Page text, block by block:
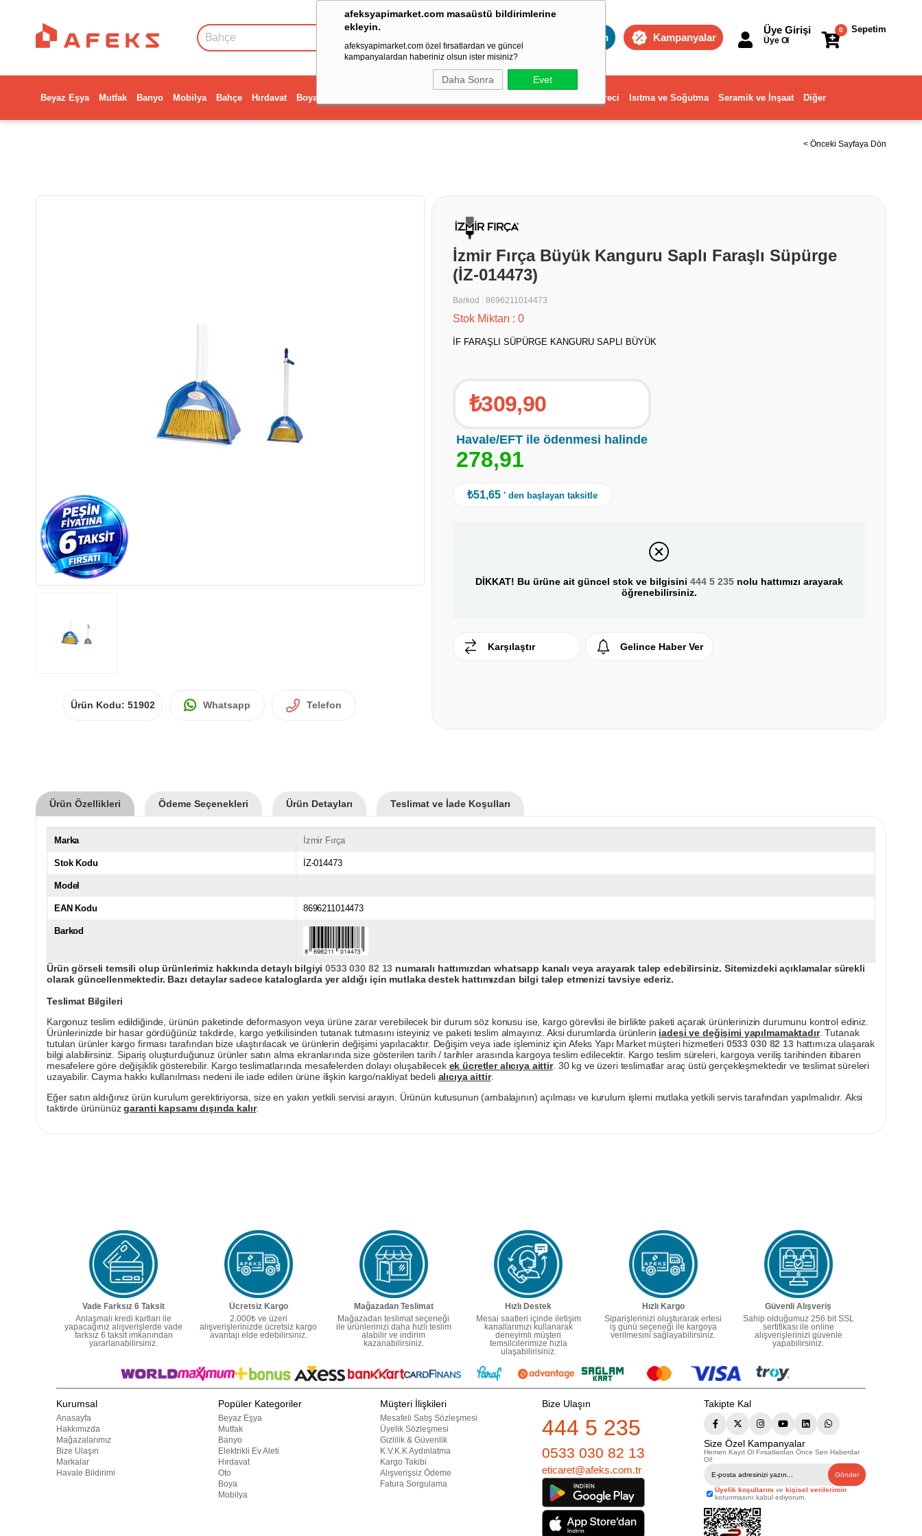
afeksyapimarket.com masaüstü bildirimlerine
ekleyin.
afeksyapimarket.com özel fırsatlardan ve güncel
kampanyalardan haberiniz olsun ister misiniz?
Daha Sonra Evet
Toptan Kampanyalar
Sepetim
0
Üye Girişi
Üye Ol
Beyaz Eşya Mutfak Banyo Mobilya Bahçe Hırdavat Boya Dekorasyon ve Ev Gereci Isıtma ve Soğutma Seramik ve İnşaat Diğer
< Önceki Sayfaya Dön
Ürün Kodu: 51902 Whatsapp Telefon
İzmir Fırça Büyük Kanguru Saplı Faraşlı Süpürge
(İZ-014473)
Barkod : 8696211014473
Stok Miktarı : 0
İF FARAŞLI SÜPÜRGE KANGURU SAPLI BÜYÜK
₺309,90
Havale/EFT ile ödenmesi halinde
278,91
₺51,65 ' den başlayan taksitle
DİKKAT! Bu ürüne ait güncel stok ve bilgisini 444 5 235nolu hattımızı arayarak
öğrenebilirsiniz.
Karşılaştır Gelince Haber Ver
Ürün Özellikleri Ödeme Seçenekleri Ürün Detayları Teslimat ve İade Koşulları
Marka İzmir Fırça
Stok Kodu İZ-014473
Model
EAN Kodu 8696211014473
Barkod
Ürün görseli temsili olup ürünlerimiz hakkında detaylı bilgiyi0533 030 82 13 numaralı hattımızdan whatsapp kanalı veya arayarak talep edebilirsiniz. Sitemizdeki açıklamalar sürekli
olarak güncellenmektedir. Bazı detaylar sadece kataloglarda yer aldığı için mutlaka destek hattımızdan bilgi talep etmenizi tavsiye ederiz.
Teslimat Bilgileri
Kargonuz teslim edildiğinde, ürünün paketinde deformasyon veya ürüne zarar verebilecek bir durum söz konusu ise, kargo görevlisi ile birlikte paketi açarak ürünlerinizin durumunu kontrol ediniz.
Ürünlerinizde bir hasar gördüğünüz takdirde, kargo yetkilisinden tutanak tutmasını isteyiniz ve paketi teslim almayınız. Aksi durumlarda ürünlerin iadesi ve değişimi yapılmamaktadır. Tutanak
tutulan ürünler kargo firması tarafından bize ulaştırılacak ve ürünlerin değişimi yapılacaktır. Değişim veya iade işleminiz için Afeks Yapı Market müşteri hizmetleri 0533 030 82 13hattımıza ulaşarak
bilgi alabilirsiniz. Sipariş oluşturduğunuz ürünler satın alma ekranlarında size gösterilen tarih / tarihler arasında kargoya teslim edilecektir. Kargo teslim süreleri, kargoya veriliş tarihinden itibaren
mesafelere göre değişiklik gösterebilir. Kargo teslimatlarında mesafelerden dolayı oluşabilecek ek ücretler alıcıya aittir. 30 kg ve üzeri teslimatlar araç üstü gerçekleşmektedir ve teslimat süreleri
uzayabilir. Cayma hakkı kullanılması nedeni ile iade edilen ürüne ilişkin kargo/nakliyat bedeli alıcıya aittir.
Eğer satın aldığınız ürün kurulum gerektiriyorsa, size en yakın yetkili servisi arayın. Ürünün kutusunun (ambalajının) açılması ve kurulum işlemi mutlaka yetkili servis tarafından yapılmalıdır. Aksi
taktirde ürününüzgaranti kapsamı dışında kalır.
Vade Farksız 6 Taksit
Anlaşmalı kredi kartları ile
yapacağınız alışverişlerde vade
farksız 6 taksit imkanından
yararlanabilirsiniz.
Ücretsiz Kargo
2.000₺ ve üzeri
alışverişlerinizde ücretsiz kargo
avantajı elde edebilirsiniz.
Mağazadan Teslimat
Mağazadan teslimat seçeneği
ile ürünlerinizi daha hızlı teslim
alabilir ve indirim
kazanabilirsiniz.
Hızlı Destek
Mesai saatleri içinde iletişim
kanallarımızı kullanarak
deneyimli müşteri
temsilcilerimize hızla
ulaşabilirisiniz.
Hızlı Kargo
Siparişlerinizi oluşturarak ertesi
iş günü seçeneği ile kargoya
verilmesini sağlayabilirsiniz.
Güvenli Alışveriş
Sahip olduğumuz 256 bit SSL
sertifikası ile online
alışverişlerinizi güvenle
yapabilirsiniz.
Kurumsal
Anasayfa
Hakkımızda
Mağazalarımız
Bize Ulaşın
Markalar
Havale Bildirimi
Popüler Kategoriler
Beyaz Eşya
Mutfak
Banyo
Elektrikli Ev Aleti
Hırdavat
Oto
Boya
Mobilya
Müşteri İlişkileri
Mesafeli Satış Sözleşmesi
Üyelik Sözleşmesi
Gizlilik & Güvenlik
K.V.K.K Aydınlatma
Kargo Takibi
Alışverişsiz Ödeme
Fatura Sorgulama
Bize Ulaşın
444 5 235
0533 030 82 13
eticaret@afeks.com.tr
Takipte Kal
Size Özel Kampanyalar
Hemen Kayıt Ol Fırsatlardan Önce Sen Haberdar
Ol!
Gönder
Üyelik koşullarını ve kişisel verilerimin
korunmasını kabul ediyorum.